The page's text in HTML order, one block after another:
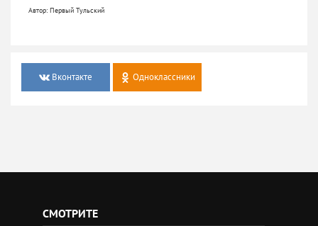
Автор: Первый Тульский
Вконтакте Одноклассники
СМОТРИТЕ